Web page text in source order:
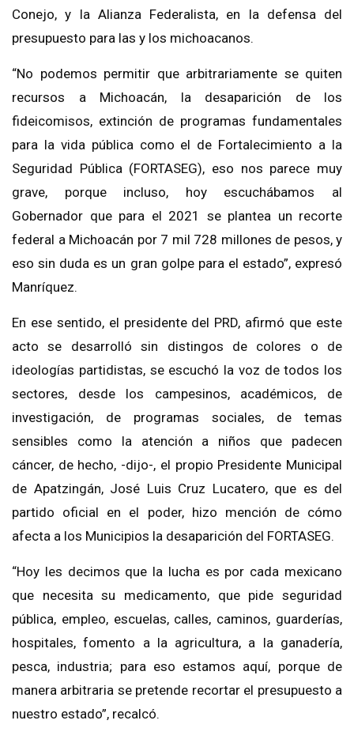
Conejo, y la Alianza Federalista, en la defensa del
presupuesto para las y los michoacanos.
“No podemos permitir que arbitrariamente se quiten
recursos a Michoacán, la desaparición de los
fideicomisos, extinción de programas fundamentales
para la vida pública como el de Fortalecimiento a la
Seguridad Pública (FORTASEG), eso nos parece muy
grave, porque incluso, hoy escuchábamos al
Gobernador que para el 2021 se plantea un recorte
federal a Michoacán por 7 mil 728 millones de pesos, y
eso sin duda es un gran golpe para el estado”, expresó
Manríquez.
En ese sentido, el presidente del PRD, afirmó que este
acto se desarrolló sin distingos de colores o de
ideologías partidistas, se escuchó la voz de todos los
sectores, desde los campesinos, académicos, de
investigación, de programas sociales, de temas
sensibles como la atención a niños que padecen
cáncer, de hecho, -dijo-, el propio Presidente Municipal
de Apatzingán, José Luis Cruz Lucatero, que es del
partido oficial en el poder, hizo mención de cómo
afecta a los Municipios la desaparición del FORTASEG.
“Hoy les decimos que la lucha es por cada mexicano
que necesita su medicamento, que pide seguridad
pública, empleo, escuelas, calles, caminos, guarderías,
hospitales, fomento a la agricultura, a la ganadería,
pesca, industria; para eso estamos aquí, porque de
manera arbitraria se pretende recortar el presupuesto a
nuestro estado”, recalcó.